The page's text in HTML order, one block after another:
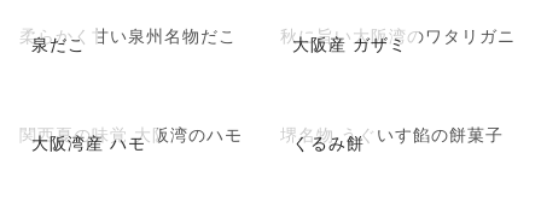
泉だこ
柔らかく甘い泉州名物だこ 大阪産 ガザミ
秋に旨い大阪湾のワタリガニ
大阪湾産 ハモ
関西夏の味覚 大阪湾のハモ くるみ餅
堺名物 うぐいす餡の餅菓子